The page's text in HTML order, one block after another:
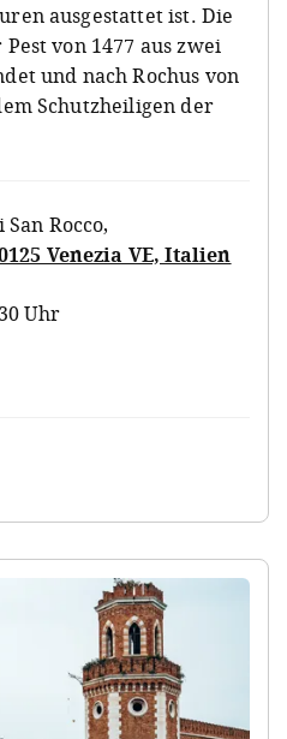
ausgestattet ist. Die
von 1477 aus zwei
und nach Rochus von
Schutzheiligen der
Rocco,
Venezia VE, Italien
Uhr